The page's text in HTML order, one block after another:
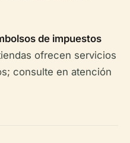
de impuestos
ofrecen servicios
consulte en atención